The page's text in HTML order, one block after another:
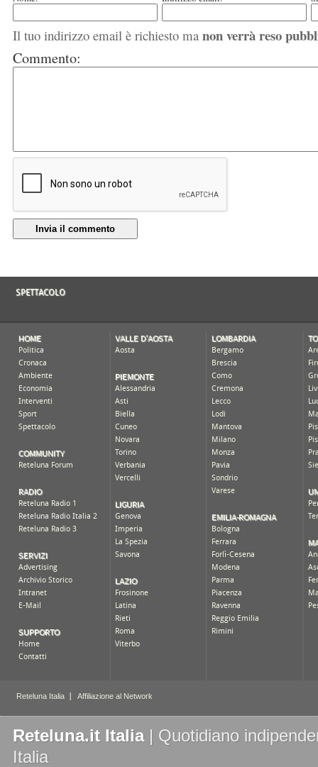
Il tuo indirizzo email è richiesto ma non verrà reso
Commento:
Invia il commento
Reteluna.it Italia| Quotidiano
Italia